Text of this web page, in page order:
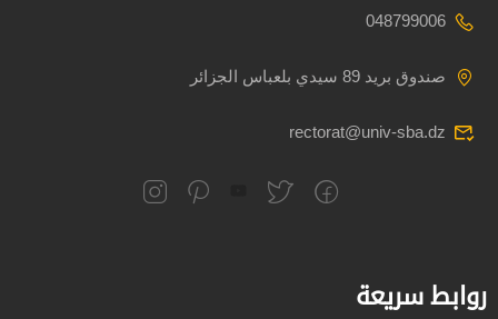
048799006
صندوق بريد 89 سيدي بلعباس الجزائر
rectorat@univ-sba.dz
روابط سريعة